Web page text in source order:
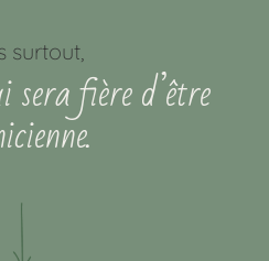
surtout,
fière d’être